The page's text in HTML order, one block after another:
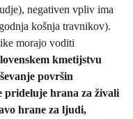
negativen vpliv ima
košnja travnikov).
morajo voditi
kmetijstvu
površin
prideluje hrana za živali
hrane za ljudi,